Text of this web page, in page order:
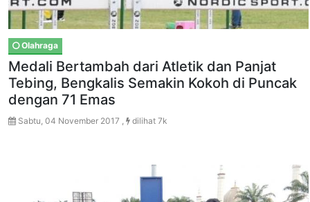
Olahraga
Medali Bertambah dari Atletik dan Panjat
Tebing, Bengkalis Semakin Kokoh di Puncak
dengan 71 Emas
Sabtu, 04 November 2017 , dilihat 7k